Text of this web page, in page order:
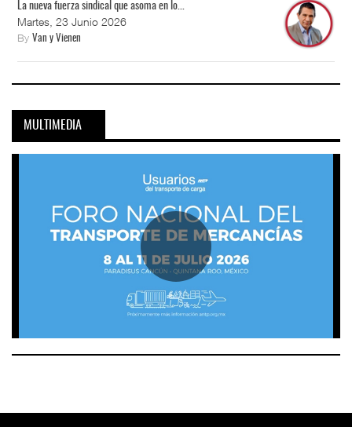
La nueva fuerza sindical que asoma en lo...
Martes, 23 Junio 2026
By Van y Vienen
MULTIMEDIA